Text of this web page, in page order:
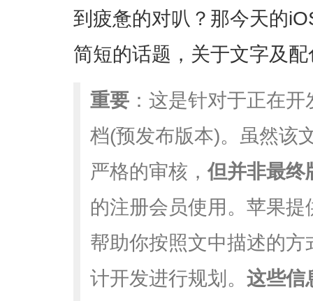
到疲惫的对叭？那今天的
简短的话题，关于文字及配
重要 ：这是针对于正在
档(预发布版本)。虽然该
严格的审核，但并非最终
的注册会员使用。苹果
帮助你按照文中描述的
计开发进行规划。这些信